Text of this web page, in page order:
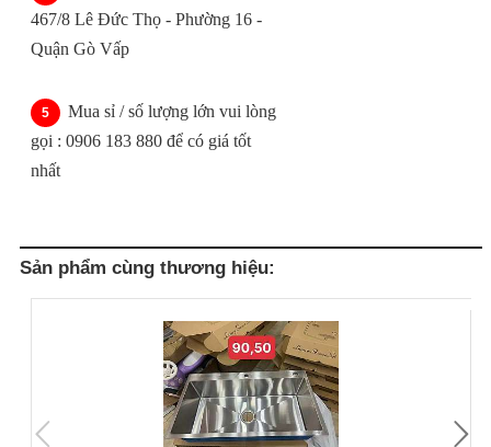
467/8 Lê Đức Thọ - Phường 16 -
Quận Gò Vấp
Mua sỉ / số lượng lớn vui lòng
gọi : 0906 183 880 để có giá tốt
nhất
Sản phẩm cùng thương hiệu: